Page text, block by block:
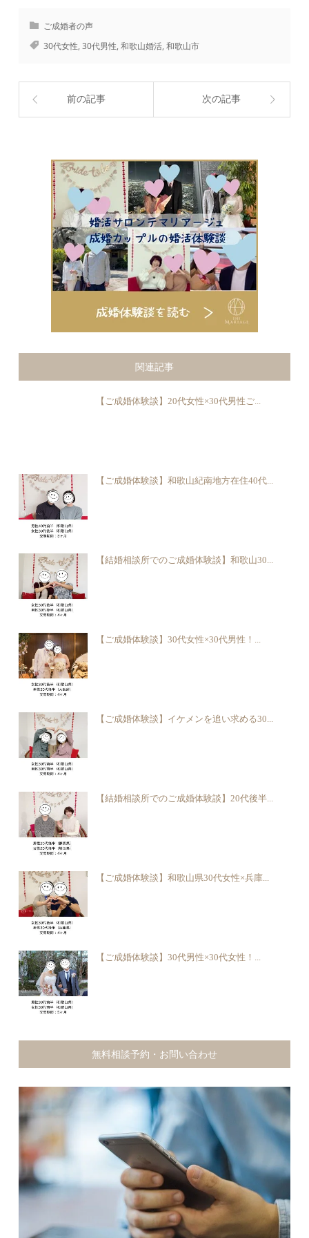
ご成婚者の声
30代女性,30代男性,和歌山婚活,和歌山市
前の記事 次の記事
関連記事
【ご成婚体験談】20代女性×30代男性ご...
【ご成婚体験談】和歌山紀南地方在住40代...
【結婚相談所でのご成婚体験談】和歌山30...
【ご成婚体験談】30代女性×30代男性！...
【ご成婚体験談】イケメンを追い求める30...
【結婚相談所でのご成婚体験談】20代後半...
【ご成婚体験談】和歌山県30代女性×兵庫...
【ご成婚体験談】30代男性×30代女性！...
無料相談予約・お問い合わせ